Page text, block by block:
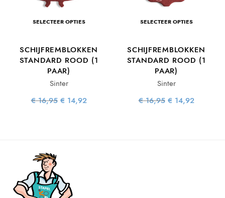
SELECTEER OPTIES
SCHIJFREMBLOKKEN
STANDARD ROOD (1
PAAR)
Sinter
€16,95 Oorspronkelijke
prijs was:
€ 14,92
SELECTEER OPTIES
SCHIJFREMBLOKKEN
STANDARD ROOD (1
PAAR)
Sinter
€16,95 Oorspronkelijke
prijs was:
€ 14,92